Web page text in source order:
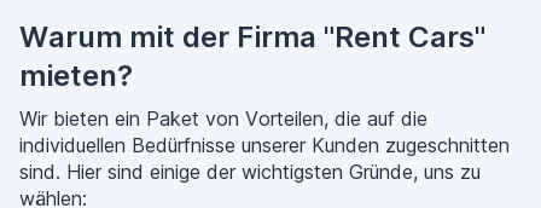
Warum mit der Firma "Rent Cars"
mieten?
Wir bieten ein Paket von Vorteilen, die auf die
individuellen Bedürfnisse unserer Kunden zugeschnitten
sind. Hier sind einige der wichtigsten Gründe, uns zu
wählen: